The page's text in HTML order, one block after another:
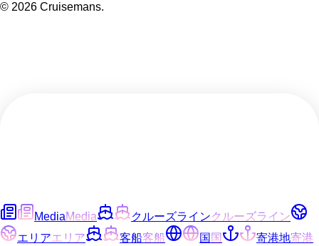
© 2026 Cruisemans.
MediaMedia クルーズラインクルーズライン
エリアエリア 客船客船 国国 寄港地寄港